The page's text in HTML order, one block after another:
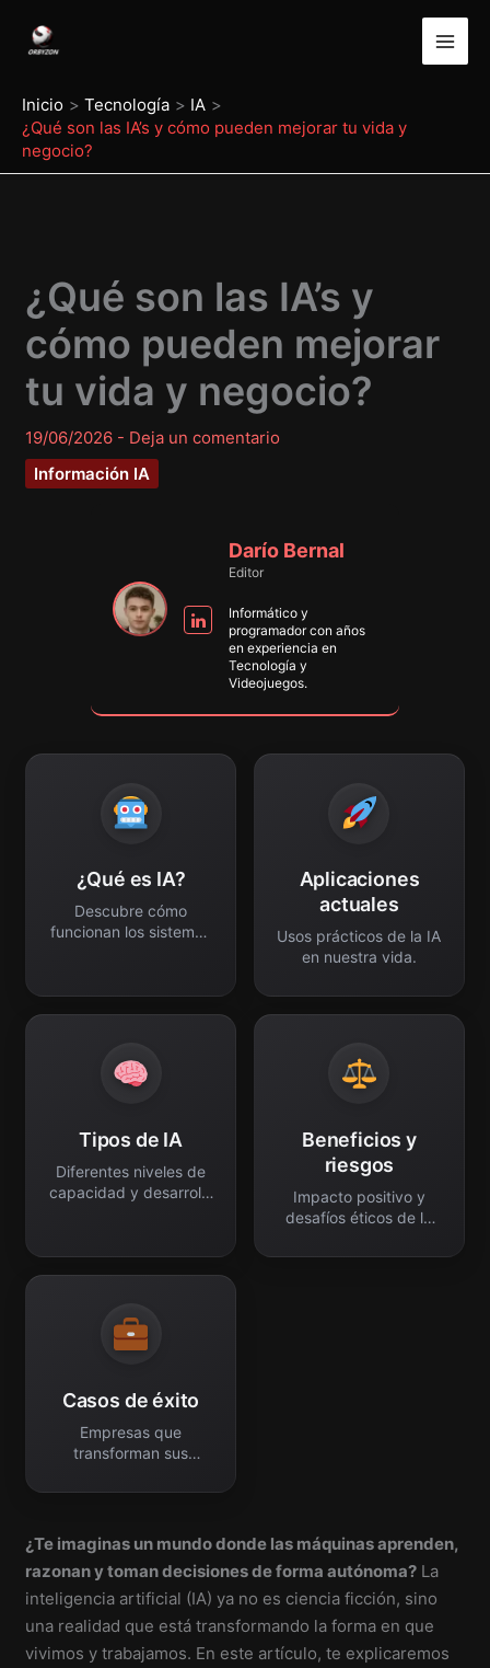
Inicio
Tecnología
IA
¿Qué son las IA’s y cómo pueden mejorar tu vida y
negocio?
¿Qué son las IA’s y
cómo pueden mejorar
tu vida y negocio?
19/06/2026 - Deja un comentario
Información IA
Darío Bernal
Editor
Informático y
programador con años
en experiencia en
Tecnología y
Videojuegos.
¿Qué es IA?
Descubre cómo
funcionan los sistemas
Aplicaciones
actuales
Usos prácticos de la IA
en nuestra vida.
Tipos de IA
Diferentes niveles de
capacidad y desarrollo
Beneficios y
riesgos
Impacto positivo y
desafíos éticos de la
Casos de éxito
Empresas que
transforman sus
¿Te imaginas un mundo donde las máquinas aprenden,
razonan y toman decisiones de forma autónoma? La
inteligencia artificial (IA) ya no es ciencia ficción, sino
una realidad que está transformando la forma en que
vivimos y trabajamos. En este artículo, te explicaremos